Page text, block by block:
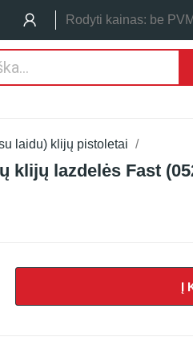
Rodyti kainas: be PVM
laidu) klijų pistoletai
klijų lazdelės Fast
Į